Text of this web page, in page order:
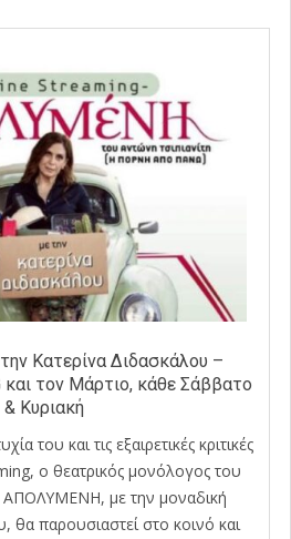
Κατερίνα Διδασκάλου –
και τον Μάρτιο, κάθε Σάββατο
& Κυριακή
του και τις εξαιρετικές κριτικές
ο θεατρικός μονόλογος του
ΑΠΟΛΥΜΕΝΗ, με την μοναδική
θα παρουσιαστεί στο κοινό και